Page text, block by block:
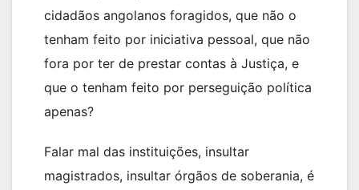
cidadãos angolanos foragidos, que não o
tenham feito por iniciativa pessoal, que não
fora por ter de prestar contas à Justiça, e
que o tenham feito por perseguição política
apenas?
Falar mal das instituições, insultar
magistrados, insultar órgãos de soberania, é